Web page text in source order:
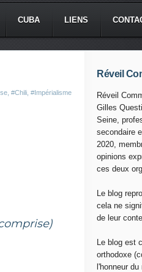
CUBA LIENS
#Chili #Impérialisme
Réveil
Réveil
Gilles
Seine,
secondaire
2020,
opinions
ces deux
Le blog
cela ne
de leur
Le blog est
orthodoxe
l'honneur